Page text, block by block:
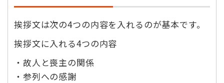
挨拶文は次の4つの内容を入れるのが基本です。
挨拶文に入れる4つの内容
・故人と喪主の関係
・参列への感謝